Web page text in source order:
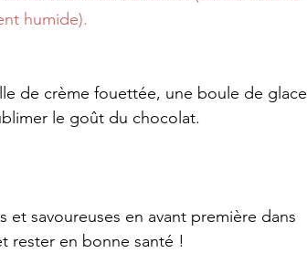
humide).
de crème fouettée, une boule de glace
le goût du chocolat.
et savoureuses en avant première dans
rester en bonne santé !